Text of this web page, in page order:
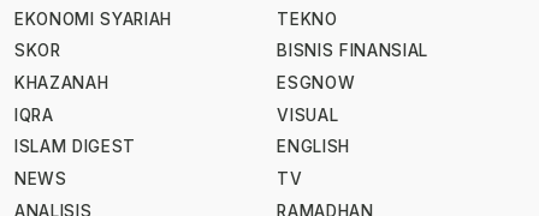
EKONOMI SYARIAH
SKOR
KHAZANAH
IQRA
ISLAM DIGEST
NEWS
ANALISIS
TEKNO
BISNIS FINANSIAL
ESGNOW
VISUAL
ENGLISH
TV
RAMADHAN